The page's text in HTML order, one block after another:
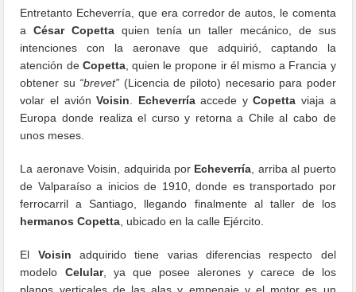
Entretanto Echeverría, que era corredor de autos, le comenta
aCésar Copetta quien tenía un taller mecánico, de sus
intenciones con la aeronave que adquirió, captando la
atención de Copetta, quien le propone ir él mismo a Francia y
obtener su “brevet” (Licencia de piloto) necesario para poder
volar el aviónVoisin Echeverríaaccede yCopetta viaja a
Europa donde realiza el curso y retorna a Chile al cabo de
unos meses.
La aeronave Voisin, adquirida por Echeverría , arriba al puerto
de Valparaíso a inicios de 1910, donde es transportado por
ferrocarril a Santiago, llegando finalmente al taller de los
hermanos Copetta , ubicado en la calle Ejército.
El Voisin adquirido tiene varias diferencias respecto del
modelo Celular, ya que posee alerones y carece de los